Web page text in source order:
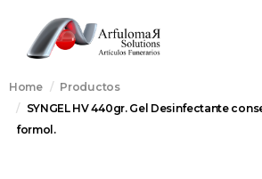
Home
Productos
SYNGEL HV 440gr. Gel Desinfectante
formol.